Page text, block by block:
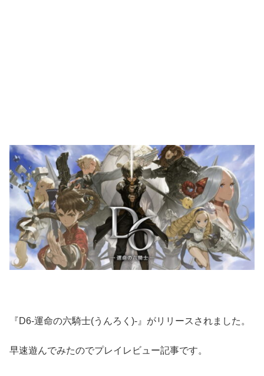
『D6-運命の六騎士(うんろく)-』がリリースされました。
早速遊んでみたのでプレイレビュー記事です。